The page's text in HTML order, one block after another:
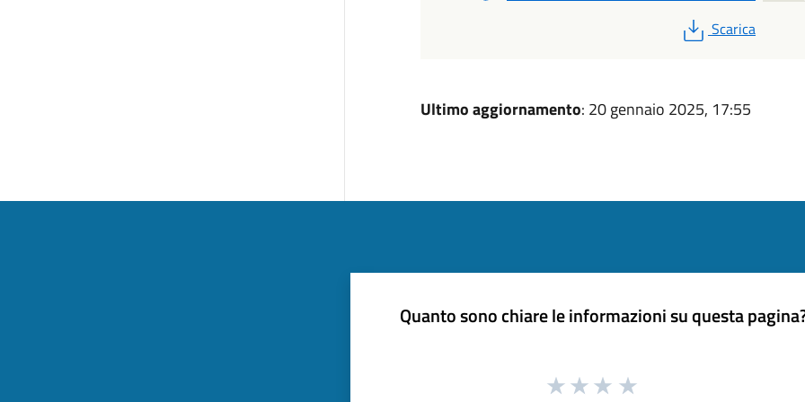
PDF
Scarica
Ultimo aggiornamento: 20 gennaio 2025, 17:55
Quanto sono chiare le informazioni su questa